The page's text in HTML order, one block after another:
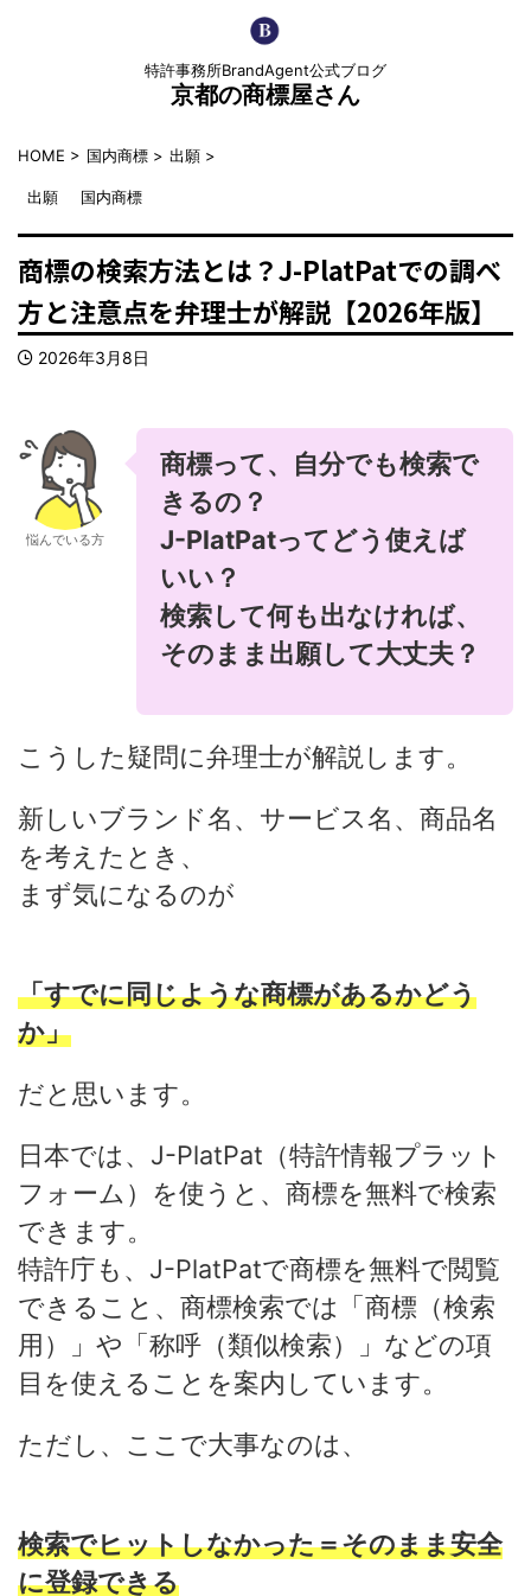
特許事務所BrandAgent公式ブログ
京都の商標屋さん
HOME > 国内商標 > 出願 >
出願 国内商標
商標の検索方法とは？J-PlatPatでの調べ
方と注意点を弁理士が解説【2026年版】
2026年3月8日
悩んでいる方
商標って、自分でも検索で
きるの？
J-PlatPatってどう使えば
いい？
検索して何も出なければ、
そのまま出願して大丈夫？
こうした疑問に弁理士が解説します。
新しいブランド名、サービス名、商品名
を考えたとき、
まず気になるのが
「すでに同じような商標があるかどう
か」
だと思います。
日本では、J-PlatPat（特許情報プラット
フォーム）を使うと、商標を無料で検索
できます。
特許庁も、J-PlatPatで商標を無料で閲覧
できること、商標検索では「商標（検索
用）」や「称呼（類似検索）」などの項
目を使えることを案内しています。
ただし、ここで大事なのは、
検索でヒットしなかった＝そのまま安全
に登録できる